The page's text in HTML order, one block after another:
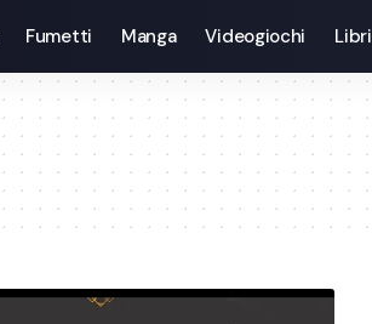
Fumetti Manga Videogiochi Libri